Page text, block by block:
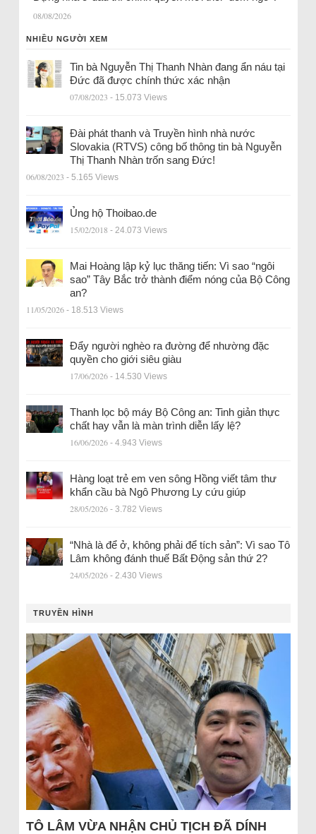
08/08/2026
NHIỀU NGƯỜI XEM
Tin bà Nguyễn Thị Thanh Nhàn đang ẩn náu tại
Đức đã được chính thức xác nhận
07/08/2023 - 15.073 Views
Đài phát thanh và Truyền hình nhà nước
Slovakia (RTVS) công bố thông tin bà Nguyễn
Thị Thanh Nhàn trốn sang Đức!
06/08/2023 - 5.165 Views
Ủng hộ Thoibao.de
15/02/2018 - 24.073 Views
Mai Hoàng lập kỷ lục thăng tiến: Vì sao “ngôi
sao” Tây Bắc trở thành điểm nóng của Bộ Công
an?
11/05/2026 - 18.513 Views
Đẩy người nghèo ra đường để nhường đặc
quyền cho giới siêu giàu
17/06/2026 - 14.530 Views
Thanh lọc bộ máy Bộ Công an: Tinh giản thực
chất hay vẫn là màn trình diễn lấy lệ?
16/06/2026 - 4.943 Views
Hàng loạt trẻ em ven sông Hồng viết tâm thư
khẩn cầu bà Ngô Phương Ly cứu giúp
28/05/2026 - 3.782 Views
“Nhà là để ở, không phải để tích sản”: Vì sao Tô
Lâm không đánh thuế Bất Động sản thứ 2?
24/05/2026 - 2.430 Views
TRUYỀN HÌNH
TÔ LÂM VỪA NHẬN CHỦ TỊCH ĐÃ DÍNH